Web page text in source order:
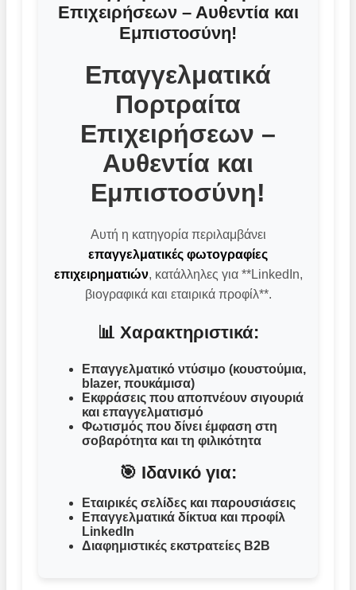
Επιχειρήσεων – Αυθεντία και
Εμπιστοσύνη!
Επαγγελματικά
Πορτραίτα
Επιχειρήσεων –
Αυθεντία και
Εμπιστοσύνη!
Αυτή η κατηγορία περιλαμβάνει
επαγγελματικές φωτογραφίες
επιχειρηματιών, κατάλληλες για **LinkedIn,
βιογραφικά και εταιρικά προφίλ**.
📊 Χαρακτηριστικά:
Επαγγελματικό ντύσιμο (κουστούμια,
blazer, πουκάμισα)
Εκφράσεις που αποπνέουν σιγουριά
και επαγγελματισμό
Φωτισμός που δίνει έμφαση στη
σοβαρότητα και τη φιλικότητα
🎯 Ιδανικό για:
Εταιρικές σελίδες και παρουσιάσεις
Επαγγελματικά δίκτυα και προφίλ
LinkedIn
Διαφημιστικές εκστρατείες B2B